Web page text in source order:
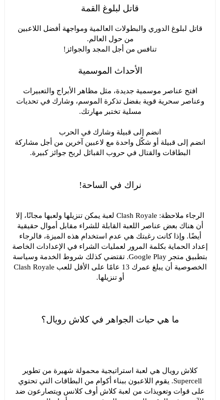
قاتل لبلوغ القمة
قاتل لبلوغ الدوري والبطولات العالمية ومواجهة أفضل اللاعبين
من حول العالم.
تنافس من أجل المجد والجوائز!
الأحداث الموسمية
افتح عناصر موسمية جديدة، مثل مظاهر الأبراج والتعبيرات
وعناصر سحرية قوية بفضل تذكرة الموسم، وشارك في تحديات
مسلية تختبر مهارتك.
انضم إلى قبيلة وشارك في الحرب
انضم إلى قبيلة أو شكّل واحدة مع لاعبين آخرين من أجل مشاركة
البطاقات والقتال في حروب القبائل لربح جوائز كبيرة.
نراك في الساحة!
الرجاء ملاحظة: Clash Royale لعبة يمكن تنزيلها ولعبها مجانًا، إلا
أن هناك بعض عناصر اللعبة القابلة للشراء مقابل أموال حقيقية
أيضًا. وإذا كانت رغبتك هي عدم استخدام هذه الميزة، فالرجاء
إعداد الحماية بكلمة المرور لعمليات الشراء في الإعدادات الخاصة
بتطبيق متجر Google Play. تقتضي كذلك شروط الخدمة وسياسة
الخصوصية أن يبلغ عمرك 13 عامًا على الأقل للعب Clash Royale
أو تنزيلها.
ما هي حبات الجواهر في كلاش رويال؟
كلاش رويال هي لعبة استراتيجية محمولة شهيرة من تطوير
Supercell. يقوم اللاعبون ببناء أكوام من البطاقات التي تحتوي
على قوات وتعويذات من لعبة كلاش أوف كلانس ويتصارعون ضد